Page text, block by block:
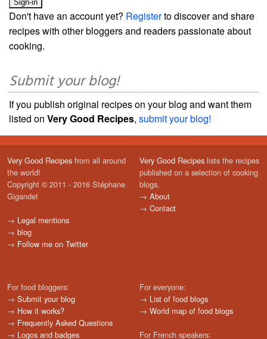
Don't have an account yet? Registerto discover and share
recipes with other bloggers and readers passionate about
cooking.
Submit your blog!
If you publish original recipes on your blog and want them
listed on Very Good Recipes, submit your blog!
Very Good Recipes from all around
the world!
Copyright © 2011 - 2016 Stéphane
Gigandet
→ Legal mentions
→ blog
→ Follow me on Twitter
Very Good Recipes lists the recipes
published on a selection of cooking
blogs.
→ About
→ Contact
For food bloggers:
→ Submit your blog
→ How it works?
→ Frequently Asked Questions
→ Logos and badges
For everyone:
→ List of food blogs
→ World map of food blogs
For French speakers: